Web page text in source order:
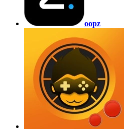
oopz